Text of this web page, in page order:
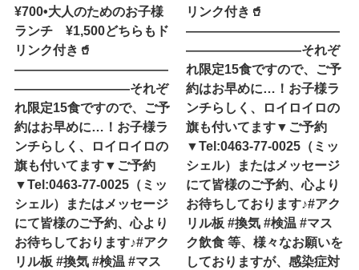
¥700•大人のためのお子様
ランチ ¥1,500どちらもド
リンク付き🥤
————————————
—————————それぞ
れ限定15食ですので、ご予
約はお早めに…！お子様ラ
ンチらしく、ロイロイロの
旗も付いてます▼ご予約
▼Tel:0463-77-0025（ミッ
シェル）またはメッセージ
にて皆様のご予約、心より
お待ちしております♪#アク
リル板 #換気 #検温 #マス
リンク付き🥤
————————————
—————————それぞ
れ限定15食ですので、ご予
約はお早めに…！お子様ラ
ンチらしく、ロイロイロの
旗も付いてます▼ご予約
▼Tel:0463-77-0025（ミッ
シェル）またはメッセージ
にて皆様のご予約、心より
お待ちしております♪#アク
リル板 #換気 #検温 #マス
ク飲食 等、様々なお願いを
しておりますが、感染症対